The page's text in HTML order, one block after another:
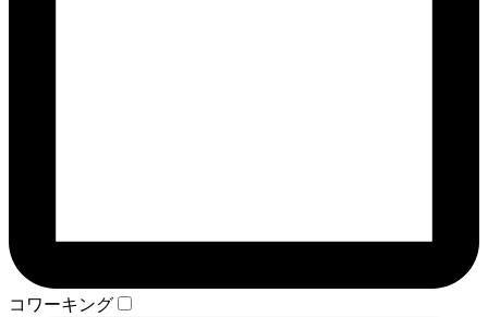
コワーキング